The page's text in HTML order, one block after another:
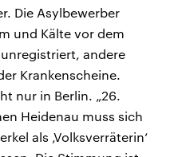
Die Asylbewerber
und Kälte vor dem
andere
Krankenscheine.
nur in Berlin. „26.
Heidenau muss sich
als ‚Volksverräterin‘